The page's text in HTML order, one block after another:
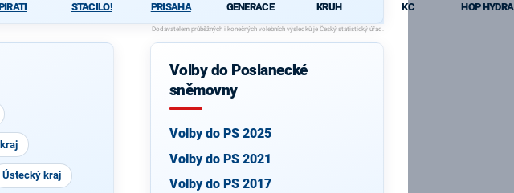
STAČILO! PŘÍSAHA GENERACE KRUH KČ HOP HYDRA
Ústecký kraj
Volby do Poslanecké
sněmovny
Volby do PS 2025
Volby do PS 2021
Volby do PS 2017